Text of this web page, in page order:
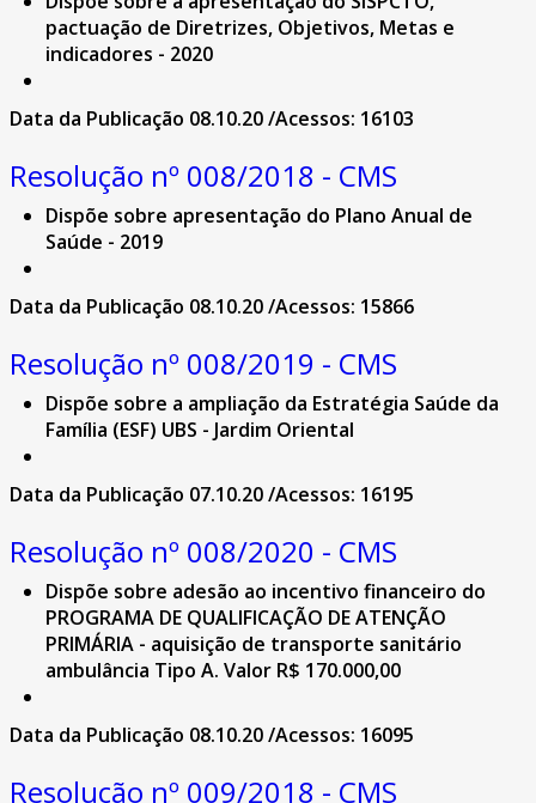
pactuação de Diretrizes, Objetivos, Metas e
indicadores - 2020
Data da Publicação 08.10.20 /Acessos: 16103
Resolução nº 008/2018 - CMS
Dispõe sobre apresentação do Plano Anual de
Saúde - 2019
Data da Publicação 08.10.20 /Acessos: 15866
Resolução nº 008/2019 - CMS
Dispõe sobre a ampliação da Estratégia Saúde da
Família (ESF) UBS - Jardim Oriental
Data da Publicação 07.10.20 /Acessos: 16195
Resolução nº 008/2020 - CMS
Dispõe sobre adesão ao incentivo financeiro do
PROGRAMA DE QUALIFICAÇÃO DE ATENÇÃO
PRIMÁRIA - aquisição de transporte sanitário
ambulância Tipo A. Valor R$ 170.000,00
Data da Publicação 08.10.20 /Acessos: 16095
Resolução nº 009/2018 - CMS